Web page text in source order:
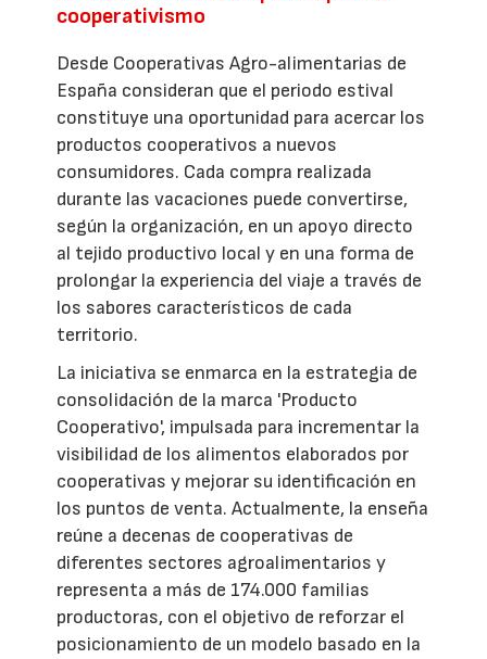
cooperativismo
Desde Cooperativas Agro-alimentarias de
España consideran que el periodo estival
constituye una oportunidad para acercar los
productos cooperativos a nuevos
consumidores. Cada compra realizada
durante las vacaciones puede convertirse,
según la organización, en un apoyo directo
al tejido productivo local y en una forma de
prolongar la experiencia del viaje a través de
los sabores característicos de cada
territorio.
La iniciativa se enmarca en la estrategia de
consolidación de la marca 'Producto
Cooperativo', impulsada para incrementar la
visibilidad de los alimentos elaborados por
cooperativas y mejorar su identificación en
los puntos de venta. Actualmente, la enseña
reúne a decenas de cooperativas de
diferentes sectores agroalimentarios y
representa a más de 174.000 familias
productoras, con el objetivo de reforzar el
posicionamiento de un modelo basado en la